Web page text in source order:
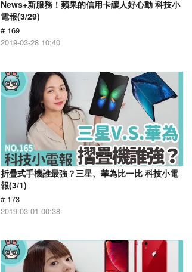
News+新服務！蘋果的信用卡讓人好心動 科技小
電報(3/29)
# 169
2019-03-28 10:40
折疊式手機誰最強？三星、華為比一比 科技小電
報(3/1)
# 173
2019-03-01 00:38